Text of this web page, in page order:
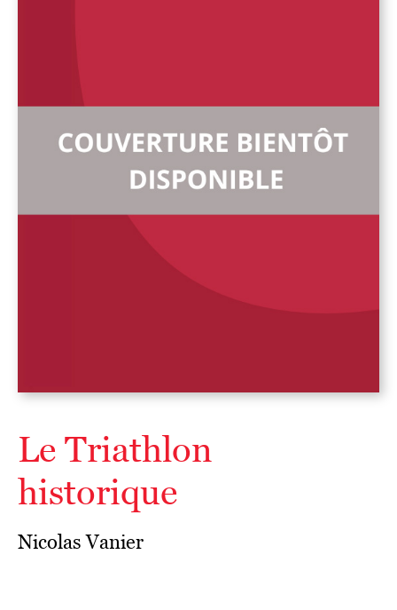
Le Triathlon
historique
Nicolas Vanier